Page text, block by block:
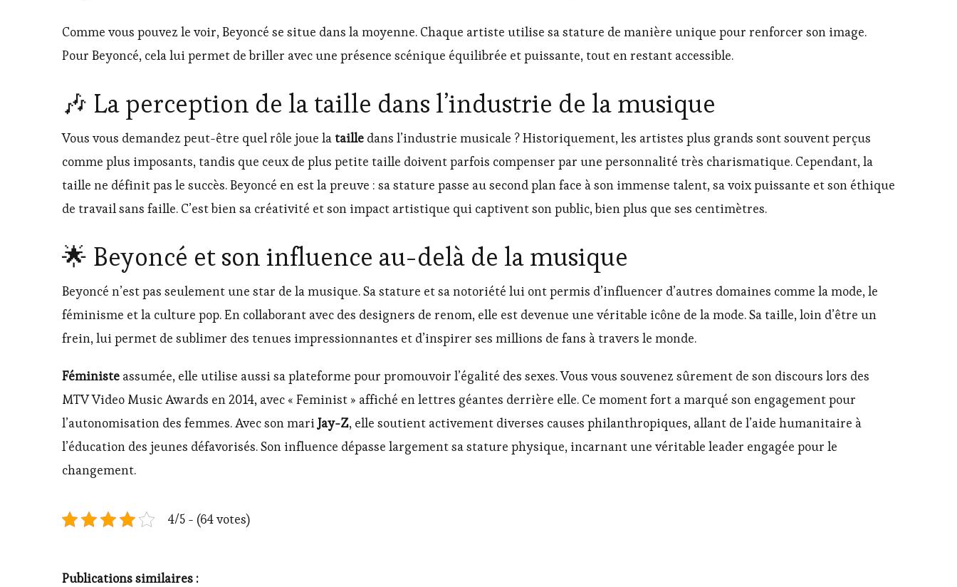
Comme vous pouvez le voir, Beyoncé se situe dans la moyenne. Chaque artiste utilise sa stature de manière unique pour renforcer son image.
Pour Beyoncé, cela lui permet de briller avec une présence scénique équilibrée et puissante, tout en restant accessible.
🎶 La perception de la taille dans l’industrie de la musique
Vous vous demandez peut-être quel rôle joue la taille dans l’industrie musicale ? Historiquement, les artistes plus grands sont souvent perçus
comme plus imposants, tandis que ceux de plus petite taille doivent parfois compenser par une personnalité très charismatique. Cependant, la
taille ne définit pas le succès. Beyoncé en est la preuve : sa stature passe au second plan face à son immense talent, sa voix puissante et son éthique
de travail sans faille. C’est bien sa créativité et son impact artistique qui captivent son public, bien plus que ses centimètres.
🌟 Beyoncé et son influence au-delà de la musique
Beyoncé n’est pas seulement une star de la musique. Sa stature et sa notoriété lui ont permis d’influencer d’autres domaines comme la mode, le
féminisme et la culture pop. En collaborant avec des designers de renom, elle est devenue une véritable icône de la mode. Sa taille, loin d’être un
frein, lui permet de sublimer des tenues impressionnantes et d’inspirer ses millions de fans à travers le monde.
Féministe assumée, elle utilise aussi sa plateforme pour promouvoir l’égalité des sexes. Vous vous souvenez sûrement de son discours lors des
MTV Video Music Awards en 2014, avec « Feminist » affiché en lettres géantes derrière elle. Ce moment fort a marqué son engagement pour
l’autonomisation des femmes. Avec son mariJay-Z, elle soutient activement diverses causes philanthropiques, allant de l’aide humanitaire à
l’éducation des jeunes défavorisés. Son influence dépasse largement sa stature physique, incarnant une véritable leader engagée pour le
changement.
4/5 - (64 votes)
Publications similaires :